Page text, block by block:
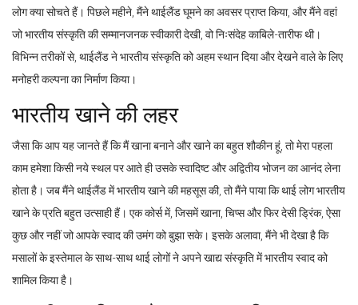
लोग क्या सोचते हैं। पिछले महीने, मैंने थाईलैंड घूमने का अवसर प्राप्त किया, और मैंने वहां
जो भारतीय संस्कृति की सम्मानजनक स्वीकारी देखी, वो निःसंदेह काबिले-तारीफ थी।
विभिन्न तरीकों से, थाईलैंड ने भारतीय संस्कृति को अहम स्थान दिया और देखने वाले के लिए
मनोहरी कल्पना का निर्माण किया।
भारतीय खाने की लहर
जैसा कि आप यह जानते हैं कि मैं खाना बनाने और खाने का बहुत शौकीन हूं, तो मेरा पहला
काम हमेशा किसी नये स्थल पर आते ही उसके स्वादिष्ट और अद्वितीय भोजन का आनंद लेना
होता है। जब मैंने थाईलैंड में भारतीय खाने की महसूस की, तो मैंने पाया कि थाई लोग भारतीय
खाने के प्रति बहुत उत्साही हैं। एक कोर्स में, जिसमें खाना, चिप्स और फिर देसी ड्रिंक, ऐसा
कुछ और नहीं जो आपके स्वाद की उमंग को बुझा सके। इसके अलावा, मैंने भी देखा है कि
मसालों के इस्तेमाल के साथ-साथ थाई लोगों ने अपने खाद्य संस्कृति में भारतीय स्वाद को
शामिल किया है।